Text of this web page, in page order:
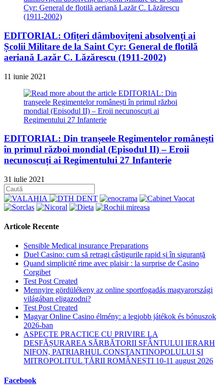
EDITORIAL: Ofițeri dâmbovițeni absolvenți ai
Școlii Militare de la Saint Cyr: General de flotilă
aeriană Lazăr C. Lăzărescu (1911-2002)
11 iunie 2021
EDITORIAL: Din tranșeele Regimentelor românești
în primul război mondial (Episodul II) – Eroii
necunoscuți ai Regimentului 27 Infanterie
31 iulie 2021
Articole Recente
Sensible Medical insurance Preparations
Duel Casino: cum să retragi câștigurile rapid și în siguranță
Quand simplicité rime avec plaisir : la surprise de Casino
Corgibet
Test Post Created
Mennyire gördülékeny az online sportfogadás magyarországi
világában eligazodni?
Test Post Created
Magyar Online Casino élmény: a legjobb játékok és bónuszok
2026-ban
ASPECTE PRACTICE CU PRIVIRE LA
DESFĂȘURAREA SĂRBĂTORII SFÂNTULUI IERARH
NIFON, PATRIARHUL CONSTANTINOPOLULUI ŞI
MITROPOLITUL ȚĂRII ROMÂNEȘTI 10-11 august 2026
Facebook